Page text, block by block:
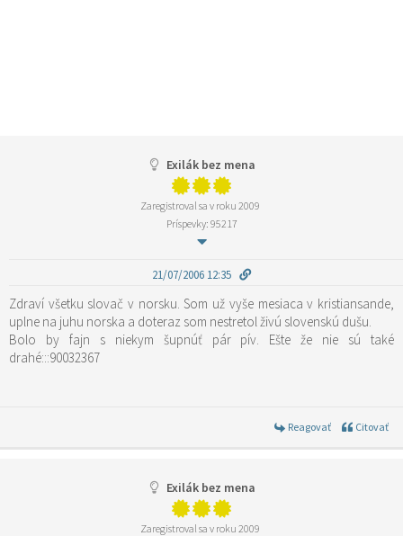
Exilák bez mena
Zaregistroval sa v roku 2009
Príspevky: 95217
21/07/2006 12:35
Zdraví všetku slovač v norsku. Som už vyše mesiaca v kristiansande,
uplne na juhu norska a doteraz som nestretol živú slovenskú dušu.
Bolo by fajn s niekym šupnúť pár pív. Ešte že nie sú také
drahé:::90032367
Reagovať Citovať
Exilák bez mena
Zaregistroval sa v roku 2009